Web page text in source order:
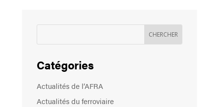
Catégories
Actualités de l’AFRA
Actualités du ferroviaire